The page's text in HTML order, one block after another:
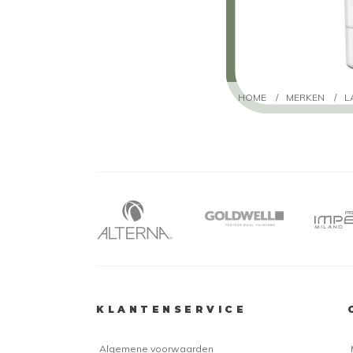
HOME / MERKEN /
KLANTENSERVICE
Algemene voorwaarden